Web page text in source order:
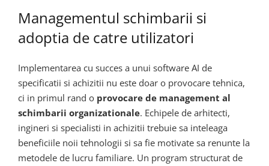
Managementul schimbarii si
adoptia de catre utilizatori
Implementarea cu succes a unui software AI de
specificatii si achizitii nu este doar o provocare tehnica,
ci in primul rand o provocare de management al
schimbarii organizationale. Echipele de arhitecti,
ingineri si specialisti in achizitii trebuie sa inteleaga
beneficiile noii tehnologii si sa fie motivate sa renunte la
metodele de lucru familiare. Un program structurat de